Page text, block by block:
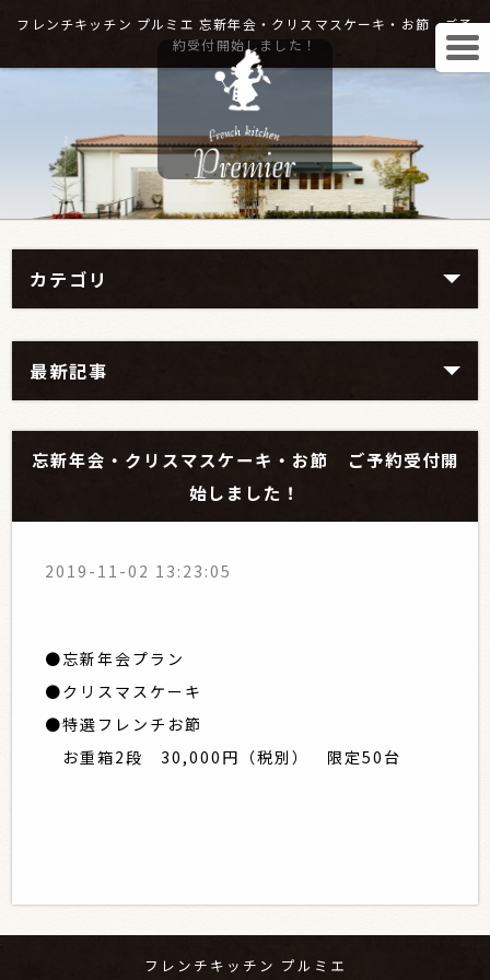
フレンチキッチン プルミエ 忘新年会・クリスマスケーキ・お節 ご予
約受付開始しました！
カテゴリ
最新記事
忘新年会・クリスマスケーキ・お節 ご予約受付開
始しました！
2019-11-02 13:23:05
●忘新年会プラン
●クリスマスケーキ
●特選フレンチお節
お重箱2段 30,000円（税別） 限定50台
フレンチキッチン プルミエ